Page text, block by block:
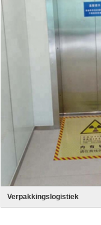
Verpakkingslogistiek